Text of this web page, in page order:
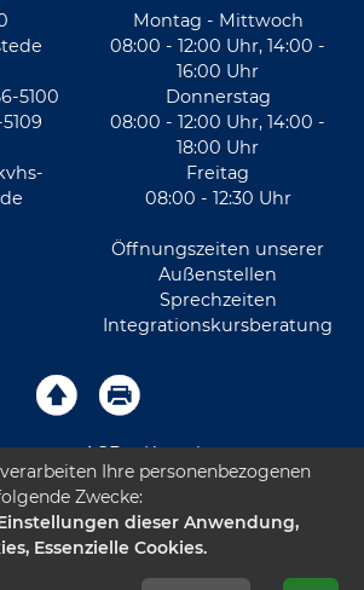
5100
Montag - Mittwoch
08:00 - 12:00 Uhr, 14:00 -
16:00 Uhr
Donnerstag
08:00 - 12:00 Uhr, 14:00 -
18:00 Uhr
Freitag
08:00 - 12:30 Uhr
Öffnungszeiten unserer
Außenstellen
Sprechzeiten
Integrationskursberatung
AGB Kontakt
Leichte Sprache
Ihre personenbezogenen
Zwecke:
dieser Anwendung,
Essenzielle Cookies.